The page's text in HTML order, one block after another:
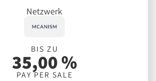
Netzwerk
BIS ZU
35,00 %
PAY PER SALE